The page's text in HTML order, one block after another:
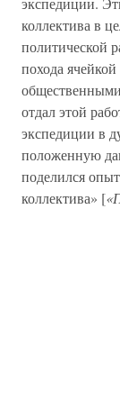
коллектива в
политической
похода
отдал этой
экспедиции в
положенную
поделился
коллектива» [